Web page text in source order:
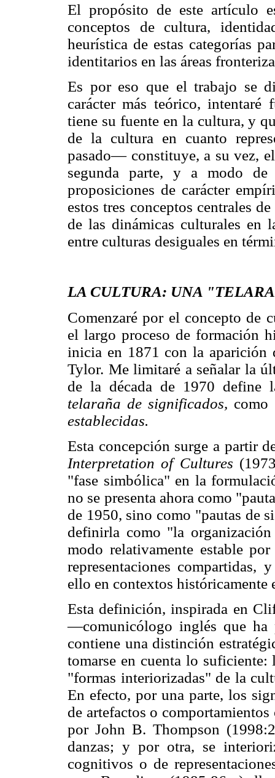
El propósito de este artículo
conceptos de cultura,
heurística de estas categorías
identitarios en las áreas
Es por eso que el trabajo se
carácter más teórico,
tiene su fuente en la cultura, y
de la cultura en cuanto
pasado— constituye, a su vez,
segunda parte, y a modo de
proposiciones de carácter
estos tres conceptos centrales
de las dinámicas culturales en
entre culturas desiguales en
LA CULTURA: UNA
Comenzaré por el concepto de
el largo proceso de formación
inicia en 1871 con la
Tylor. Me limitaré a señalar la
de la década de 1970 define
telaraña de significados, como
establecidas.
Esta concepción surge a partir
Interpretation of Cultures
"fase simbólica" en la
no se presenta ahora como
de 1950, sino como "pautas de
definirla como "la
modo relativamente estable
representaciones compartidas,
ello en contextos históricamente
Esta definición, inspirada en
—comunicólogo inglés que
contiene una distinción
tomarse en cuenta lo
"formas interiorizadas" de la
En efecto, por una parte, los
de artefactos o
por John B. Thompson
danzas; y por otra, se
cognitivos o de